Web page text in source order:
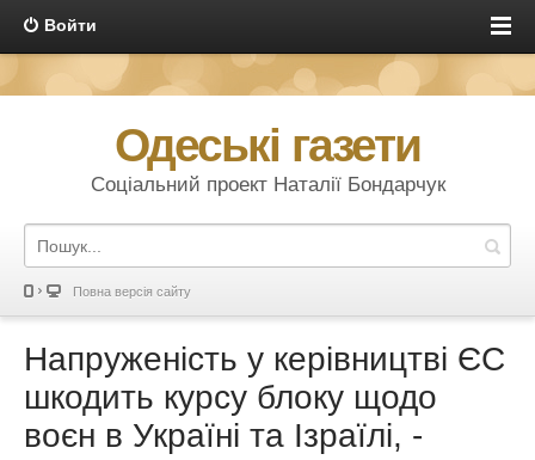
Войти
Одеські газети
Соціальний проект Наталії Бондарчук
Повна версія сайту
Напруженість у керівництві ЄС
шкодить курсу блоку щодо
воєн в Україні та Ізраїлі, -